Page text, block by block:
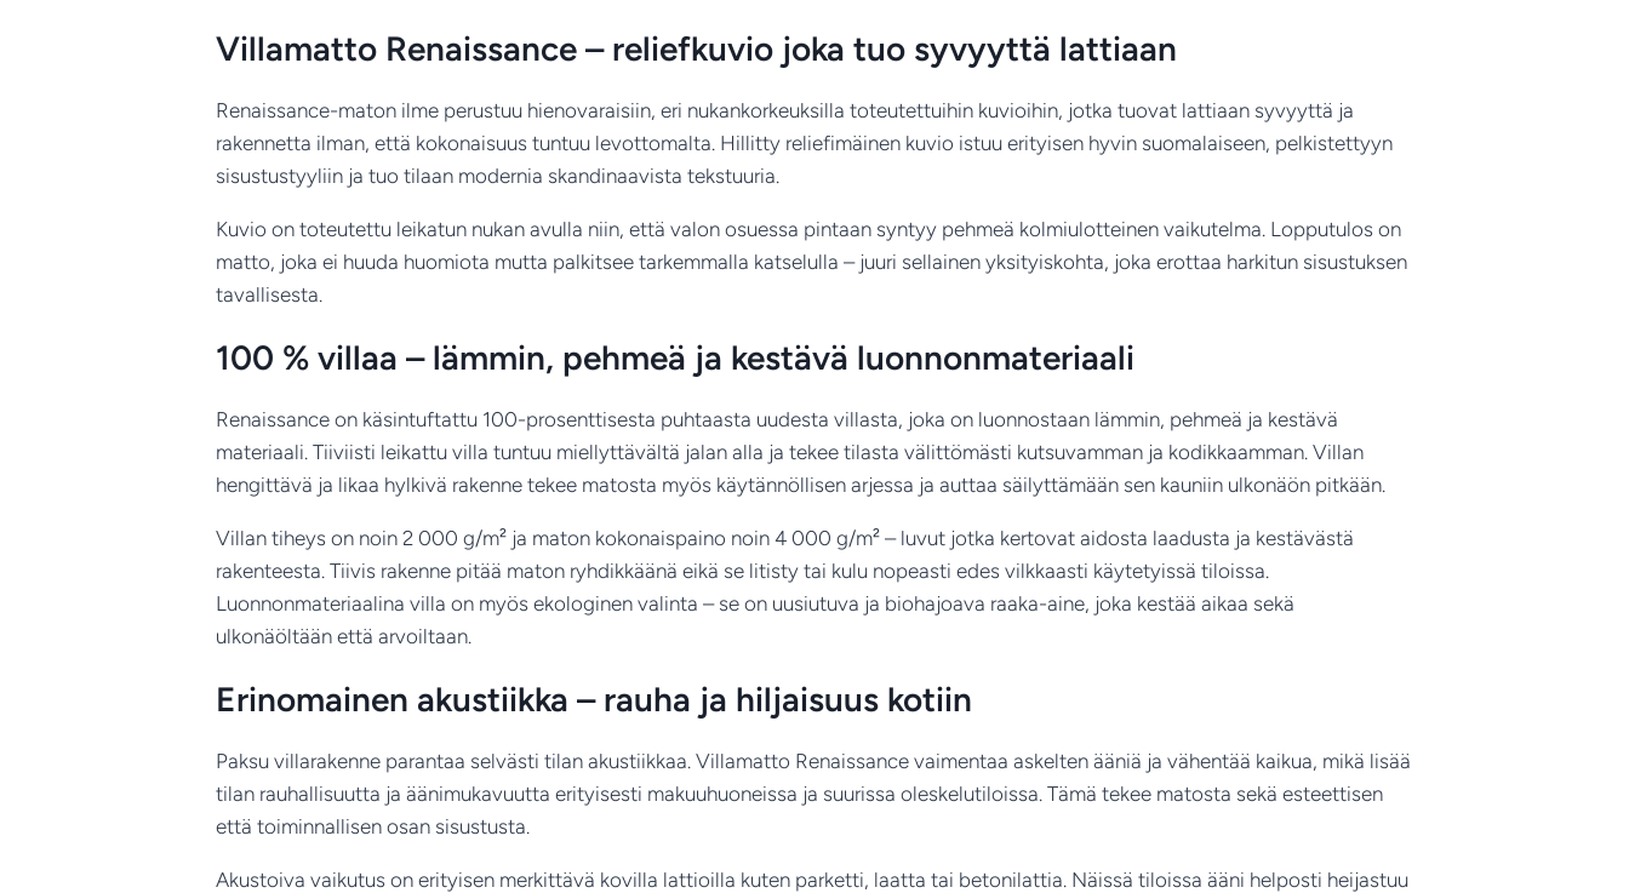
Villamatto Renaissance – reliefkuvio joka tuo syvyyttä lattiaan
Renaissance-maton ilme perustuu hienovaraisiin, eri nukankorkeuksilla toteutettuihin kuvioihin, jotka tuovat lattiaan syvyyttä ja
rakennetta ilman, että kokonaisuus tuntuu levottomalta. Hillitty reliefimäinen kuvio istuu erityisen hyvin suomalaiseen, pelkistettyyn
sisustustyyliin ja tuo tilaan modernia skandinaavista tekstuuria.
Kuvio on toteutettu leikatun nukan avulla niin, että valon osuessa pintaan syntyy pehmeä kolmiulotteinen vaikutelma. Lopputulos on
matto, joka ei huuda huomiota mutta palkitsee tarkemmalla katselulla – juuri sellainen yksityiskohta, joka erottaa harkitun sisustuksen
tavallisesta.
100 % villaa – lämmin, pehmeä ja kestävä luonnonmateriaali
Renaissance on käsintuftattu 100-prosenttisesta puhtaasta uudesta villasta, joka on luonnostaan lämmin, pehmeä ja kestävä
materiaali. Tiiviisti leikattu villa tuntuu miellyttävältä jalan alla ja tekee tilasta välittömästi kutsuvamman ja kodikkaamman. Villan
hengittävä ja likaa hylkivä rakenne tekee matosta myös käytännöllisen arjessa ja auttaa säilyttämään sen kauniin ulkonäön pitkään.
Villan tiheys on noin 2 000 g/m² ja maton kokonaispaino noin 4 000 g/m² – luvut jotka kertovat aidosta laadusta ja kestävästä
rakenteesta. Tiivis rakenne pitää maton ryhdikkäänä eikä se litisty tai kulu nopeasti edes vilkkaasti käytetyissä tiloissa.
Luonnonmateriaalina villa on myös ekologinen valinta – se on uusiutuva ja biohajoava raaka-aine, joka kestää aikaa sekä
ulkonäöltään että arvoiltaan.
Erinomainen akustiikka – rauha ja hiljaisuus kotiin
Paksu villarakenne parantaa selvästi tilan akustiikkaa. Villamatto Renaissance vaimentaa askelten ääniä ja vähentää kaikua, mikä lisää
tilan rauhallisuutta ja äänimukavuutta erityisesti makuuhuoneissa ja suurissa oleskelutiloissa. Tämä tekee matosta sekä esteettisen
että toiminnallisen osan sisustusta.
Akustoiva vaikutus on erityisen merkittävä kovilla lattioilla kuten parketti, laatta tai betonilattia. Näissä tiloissa ääni helposti heijastuu